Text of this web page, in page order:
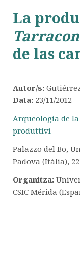
La
de las
Autor/s:
Data: 23/11/2012
Arqueología de
produttivi
Palazzo del Bo,
Padova (Itàlia),
Organitza:
CSIC Mérida